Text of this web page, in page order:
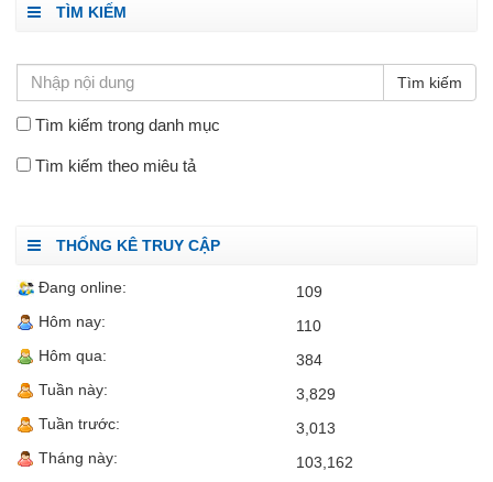
TÌM KIẾM
Tìm kiếm trong danh mục
Tìm kiếm theo miêu tả
THỐNG KÊ TRUY CẬP
Đang online:
109
Hôm nay:
110
Hôm qua:
384
Tuần này:
3,829
Tuần trước:
3,013
Tháng này:
103,162